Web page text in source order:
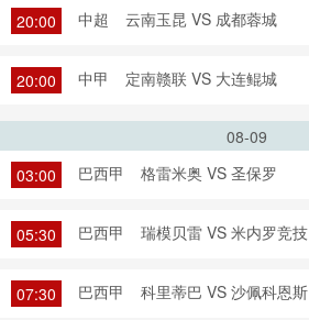
20:00 中超 云南玉昆 VS 成都蓉城
20:00 中甲 定南赣联 VS 大连鲲城
08-09
03:00
巴西甲 格雷米奥 VS 圣保罗
05:30 巴西甲 瑞模贝雷 VS 米内罗竞技
07:30 巴西甲 科里蒂巴 VS 沙佩科恩斯